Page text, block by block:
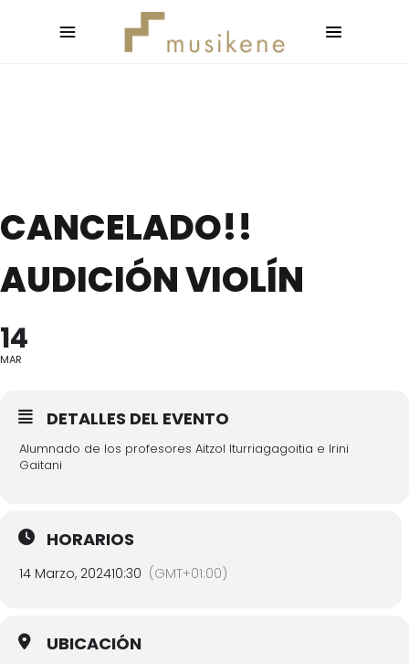
CANCELADO!!
AUDICIÓN VIOLÍN
14
MAR
DETALLES DEL EVENTO
Alumnado de los profesores Aitzol Iturriagagoitia e Irini
Gaitani
HORARIOS
14 Marzo, 202410:30 (GMT+01:00)
UBICACIÓN